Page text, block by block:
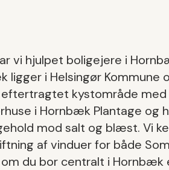
vi hjulpet boligejere i
ligger i Helsingør Kommune
kystområde med
i Hornbæk Plantage og
mod salt og blæst. Vi
af vinduerfor både
du bor centralt i Hornbæk